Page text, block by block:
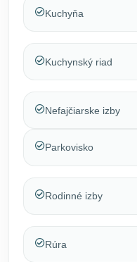
Kuchyňa
Kuchynský riad
Nefajčiarske izby
Parkovisko
Rodinné izby
Rúra